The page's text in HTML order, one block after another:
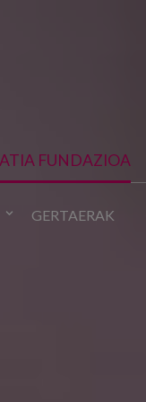
FUNDAZIOA
GERTAERAK